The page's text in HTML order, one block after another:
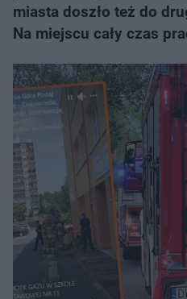
miasta doszło też do
Na miejscu cały czas